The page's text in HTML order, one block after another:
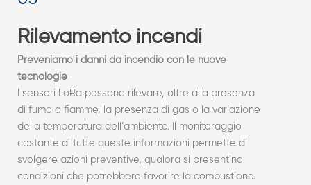
Rilevamento incendi
Preveniamo i danni da incendio con le nuove
tecnologie
I sensori LoRa possono rilevare, oltre alla presenza
di fumo o fiamme, la presenza di gas o la variazione
della temperatura dell’ambiente. Il monitoraggio
costante di tutte queste informazioni permette di
svolgere azioni preventive, qualora si presentino
condizioni che potrebbero favorire la combustione.